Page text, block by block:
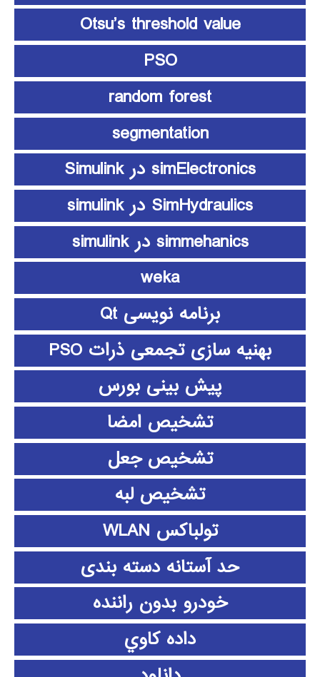
Otsu’s threshold value
PSO
random forest
segmentation
simElectronics در Simulink
SimHydraulics در simulink
simmehanics در simulink
weka
برنامه نویسی Qt
بهنیه سازی تجمعی ذرات PSO
پیش بینی بورس
تشخیص امضا
تشخیص جعل
تشخیص لبه
تولباکس WLAN
حد آستانه دسته بندی
خودرو بدون راننده
داده كاوي